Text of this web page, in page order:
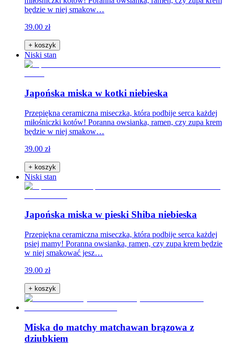
będzie w niej smakow…
39.00 zł
+ koszyk
Niski stan
Japońska miska w kotki niebieska
Przepiękna ceramiczna miseczka, która podbije serca każdej
miłośniczki kotów! Poranna owsianka, ramen, czy zupa krem
będzie w niej smakow…
39.00 zł
+ koszyk
Niski stan
Japońska miska w pieski Shiba niebieska
Przepiękna ceramiczna miseczka, która podbije serca każdej
psiej mamy! Poranna owsianka, ramen, czy zupa krem będzie
w niej smakować jesz…
39.00 zł
+ koszyk
Miska do matchy matchawan brązowa z
dziubkiem